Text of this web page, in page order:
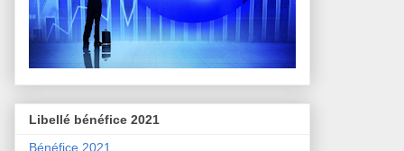
Libellé bénéfice 2021
Bénéfice 2021